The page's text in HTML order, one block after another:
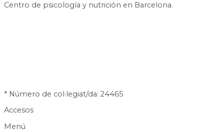
Centro de psicología y nutrición en Barcelona.
* Número de col·legiat/da: 24465
Accesos
Menú